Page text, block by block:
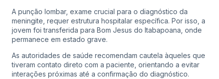
A punção lombar, exame crucial para o diagnóstico da
meningite, requer estrutura hospitalar específica. Por isso, a
jovem foi transferida para Bom Jesus do Itabapoana, onde
permanece em estado grave.
As autoridades de saúde recomendam cautela àqueles que
tiveram contato direto com a paciente, orientando a evitar
interações próximas até a confirmação do diagnóstico.